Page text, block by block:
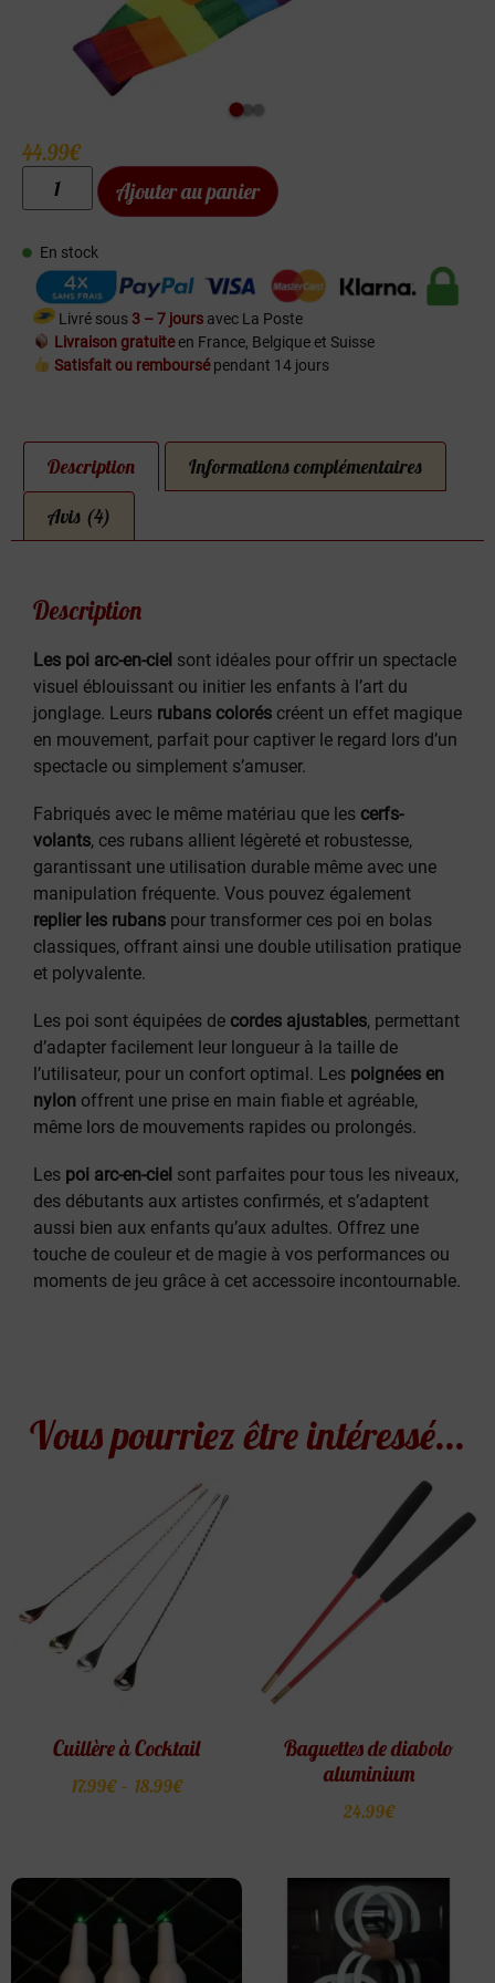
44.99€
Ajouter au panier
En stock
Livré sous 3 – 7 jours avec La Poste
Livraison gratuiteen France, Belgique et Suisse
Satisfait ou remboursépendant 14 jours
Description Informations complémentaires
Avis (4)
Description
Les poi arc-en-ciel sont idéales pour offrir un spectacle
visuel éblouissant ou initier les enfants à l’art du
jonglage. Leurs rubans colorés créent un effet magique
en mouvement, parfait pour captiver le regard lors d’un
spectacle ou simplement s’amuser.
Fabriqués avec le même matériau que les cerfs-
volants, ces rubans allient légèreté et robustesse,
garantissant une utilisation durable même avec une
manipulation fréquente. Vous pouvez également
replier les rubans pour transformer ces poi en bolas
classiques, offrant ainsi une double utilisation pratique
et polyvalente.
Les poi sont équipées de cordes ajustables, permettant
d’adapter facilement leur longueur à la taille de
l’utilisateur, pour un confort optimal. Les poignées en
nylon offrent une prise en main fiable et agréable,
même lors de mouvements rapides ou prolongés.
Les poi arc-en-ciel sont parfaites pour tous les niveaux,
des débutants aux artistes confirmés, et s’adaptent
aussi bien aux enfants qu’aux adultes. Offrez une
touche de couleur et de magie à vos performances ou
moments de jeu grâce à cet accessoire incontournable.
Vous pourriez être intéressé...
Cuillère à Cocktail
17.99€ – 18.99€
Baguettes de diabolo
aluminium
24.99€